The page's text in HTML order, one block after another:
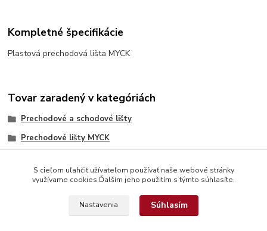
Kompletné špecifikácie
Plastová prechodová lišta MYCK
Tovar zaradený v kategóriách
Prechodové a schodové lišty
Prechodové lišty MYCK
S cieľom uľahčiť užívateľom používať naše webové stránky
využívame cookies.Ďalším jeho použitím s týmto súhlasíte.
Nastavenia Súhlasím